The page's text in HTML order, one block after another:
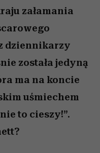
załamania
dziennikarzy
została jedyną
ma na koncie
uśmiechem
to cieszy!”.